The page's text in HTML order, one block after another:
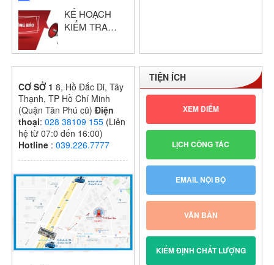
giỏi cấp trường
KẾ HOẠCH
KIỂM TRA
I – KHỐI THPT
NĂM HỌC:
CƠ SỞ 18, Hồ Đắc Di, Tây
Thạnh, TP Hồ Chí Minh
(Quận Tân Phú cũ) Điện
thoại:028 38109 155 (Liên
hệ từ 07:0 đến 16:00)
Hotline :039.226.7777
TIỆN ÍCH
XEM ĐIỂM
LỊCH CÔNG TÁC
EMAIL NỘI BỘ
VĂN BẢN
KIỂM ĐỊNH CHẤT LƯỢNG